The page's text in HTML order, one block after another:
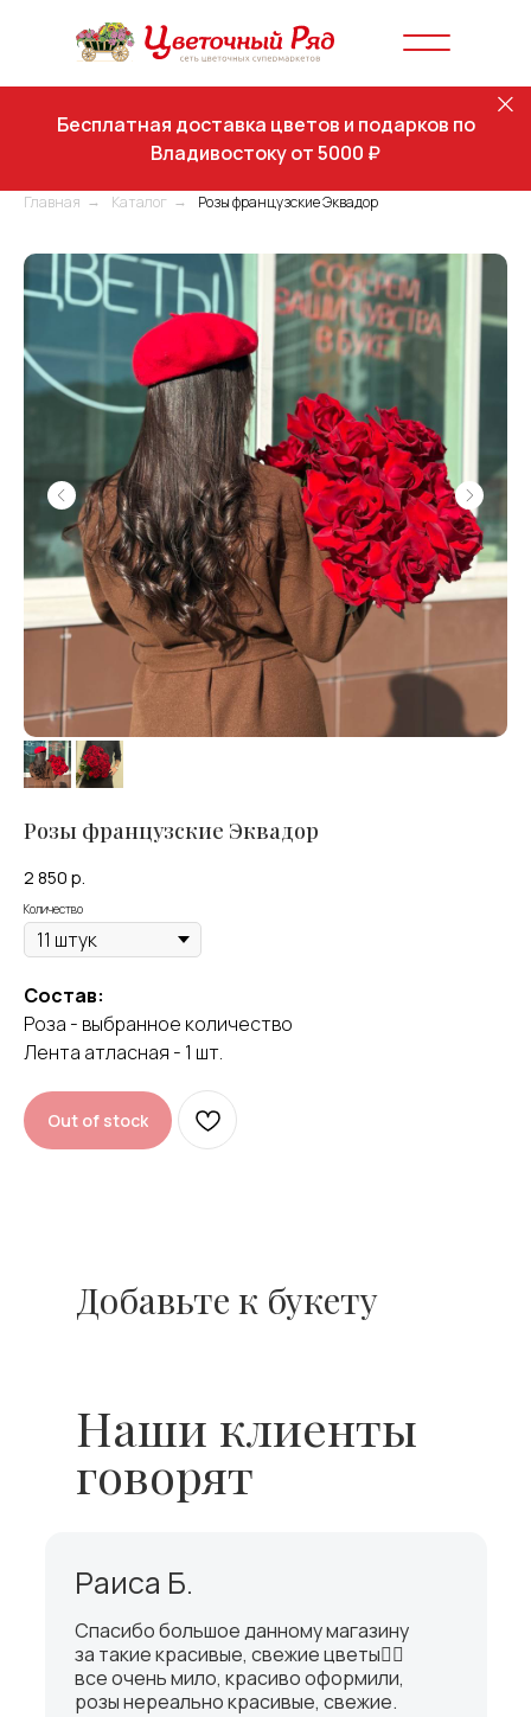
Бесплатная доставка цветов и подарков по
Владивостоку от 5000 ₽
Главная → Каталог → Розы французские Эквадор
Розы французские Эквадор
2 850 р.
Количество
Состав:
Роза - выбранное количество
Лента атласная - 1 шт.
Out of stock
Добавьте к букету
Наши клиенты
говорят
Раиса Б.
Спасибо большое данному магазину
за такие красивые, свежие цветы👍🏼
все очень мило, красиво оформили,
розы нереально красивые, свежие.